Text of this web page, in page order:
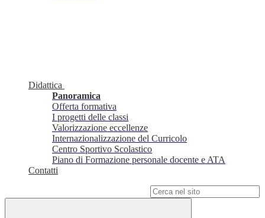
Didattica
Panoramica
Offerta formativa
I progetti delle classi
Valorizzazione eccellenze
Internazionalizzazione del Curricolo
Centro Sportivo Scolastico
Piano di Formazione personale docente e ATA
Contatti